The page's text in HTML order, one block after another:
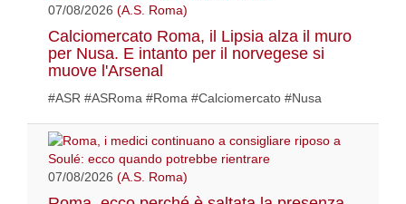
07/08/2026 (A.S. Roma)
Calciomercato Roma, il Lipsia alza il muro
per Nusa. E intanto per il norvegese si
muove l'Arsenal
#ASR #ASRoma #Roma #Calciomercato #Nusa
07/08/2026 (A.S. Roma)